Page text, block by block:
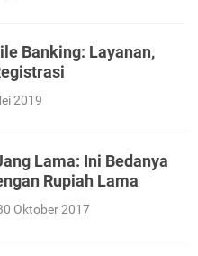
Banking: Layanan,
2019
Lama: Ini Bedanya
Rupiah Lama
Oktober 2017